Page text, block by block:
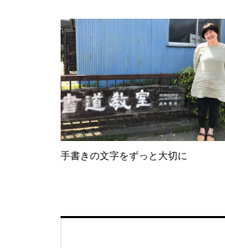
手書きの文字をずっと大切に